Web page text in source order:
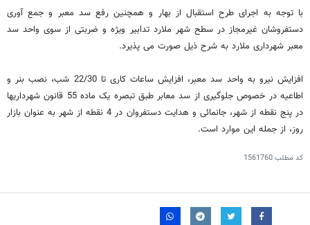
با توجه به اجرای طرح استقبال از بهار و همچنین رفع سد معبر و جمع آوری
دستفروشان غیرمجاز در سطح شهر ملارد تدابیر ویژه و ضربتی از سوی واحد سد
معبر شهرداری ملارد به شرح ذیل صورت می پذیرد.
افزایش نیرو به واحد سد معبر، افزایش ساعات کاری تا 22/30 شب،‌ نصب بنر و
اطاعیه در خصوص جلوگیری از سد معابر طبق تبصره یک ماده 55 قانون شهرداریها
در پنج نقطه از شهر، جانمائی و هدایت دستفروان در 4 نقطه از شهر به عنوان بازار
روز، از جمله این موارد است.
کد مطلب1561760